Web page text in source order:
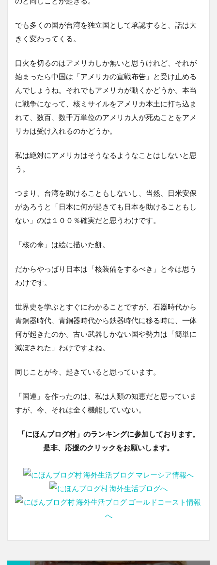
でも多くの国が台湾を独立国として承認すると、話は大
きく変わってくる。
口火を切るのはアメリカしか無いと思うけれど、それが
始まったら中国は「アメリカの宣戦布告」と受け止める
んでしょうね。それでもアメリカが動くかどうか。本当
に戦争になって、核ミサイルをアメリカ本土に打ち込ま
れて、数百、数千万単位のアメリカ人が死ぬことをアメ
リカは受け入れるのかどうか。
私は絶対にアメリカはそうなるようなことはしないと思
う。
つまり、台湾を助けることもしないし、当然、日米安保
があろうと「日本に何が起きても日本を助けることもし
ない」のは１００％確実だと思うわけです。
「核の傘」は絵に描いた餅。
だからやっぱり日本は「核装備をするべき」と今は思う
わけです。
世界史を学ぶとすぐにわかることですが、石器時代から
青銅器時代、青銅器時代から鉄器時代に移る時に、一体
何が起きたのか。古い武器しかない国や勢力は「簡単に
滅ぼされた」わけですよね。
同じことが今、起きていると思っています。
「国連」を作ったのは、私は人類の知恵だと思っていま
すが、今、それは全く機能していない。
「にほんブログ村」のランキングに参加しております。
是非、応援のクリックをお願いします。